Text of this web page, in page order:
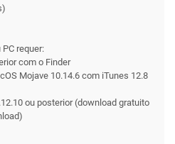
requer:
com o Finder
Mojave 10.14.6 com iTunes 12.8
ou posterior (download gratuito